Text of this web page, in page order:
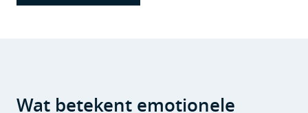
Wat betekent emotionele